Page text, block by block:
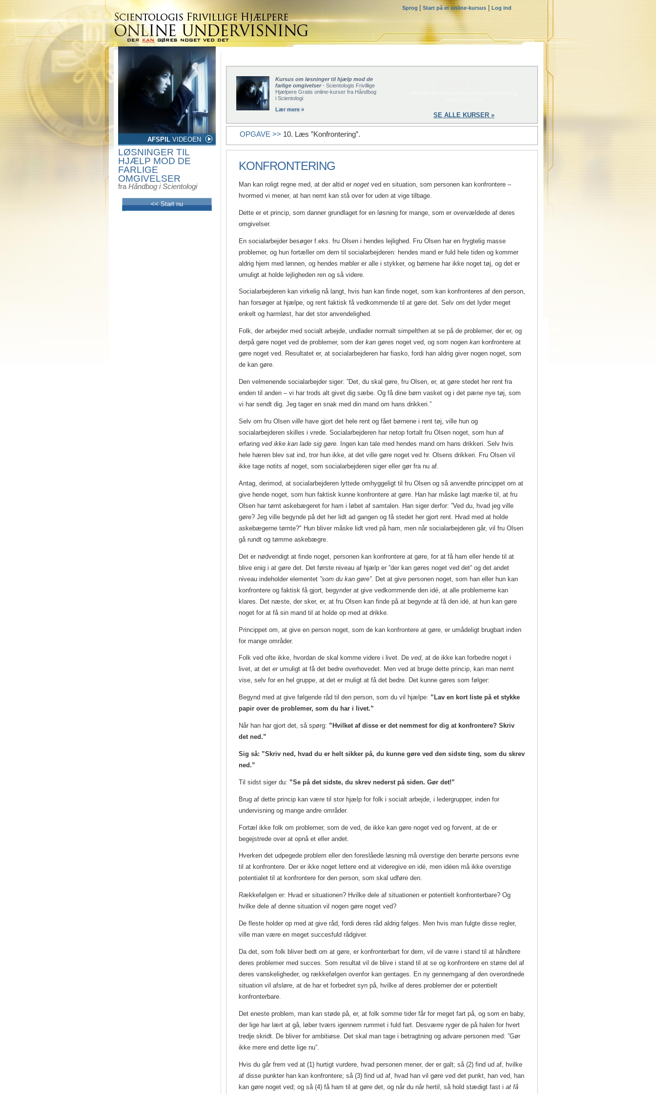
Sprog Start på et online-kursus Log ind
AFSPIL VIDEOEN
LØSNINGER TIL
HJÆLP MOD DE
FARLIGE
OMGIVELSER
fra Håndbog i Scientologi
<< Start nu
Kursus om løsninger til hjælp mod de
farlige omgivelser- Scientologis Frivillige
Hjælpere Gratis online-kurser fra Håndbog
i Scientologi
Lær mere »
SE ALLE KURSER »
OPGAVE >> 10. Læs ”Konfrontering”.
KONFRONTERING
Man kan roligt regne med, at der altid er noget ved en situation, som personen kan konfrontere –
hvormed vi mener, at han nemt kan stå over for uden at vige tilbage.
Dette er et princip, som danner grundlaget for en løsning for mange, som er overvældede af deres
omgivelser.
En socialarbejder besøger f.eks. fru Olsen i hendes lejlighed. Fru Olsen har en frygtelig masse
problemer, og hun fortæller om dem til socialarbejderen: hendes mand er fuld hele tiden og kommer
aldrig hjem med lønnen, og hendes møbler er alle i stykker, og børnene har ikke noget tøj, og det er
umuligt at holde lejligheden ren og så videre.
Socialarbejderen kan virkelig nå langt, hvis han kan finde noget, som kan konfronteres af den person,
han forsøger at hjælpe, og rent faktisk få vedkommende til at gøre det. Selv om det lyder meget
enkelt og harmløst, har det stor anvendelighed.
Folk, der arbejder med socialt arbejde, undlader normalt simpelthen at se på de problemer, der er, og
derpå gøre noget ved de problemer, som der kan gøres noget ved, og som nogen kan konfrontere at
gøre noget ved. Resultatet er, at socialarbejderen har fiasko, fordi han aldrig giver nogen noget, som
de kan gøre.
Den velmenende socialarbejder siger: ”Det, du skal gøre, fru Olsen, er, at gøre stedet her rent fra
enden til anden – vi har trods alt givet dig sæbe. Og få dine børn vasket og i det pæne nye tøj, som
vi har sendt dig. Jeg tager en snak med din mand om hans drikkeri.”
Selv om fru Olsen ville have gjort det hele rent og fået børnene i rent tøj, ville hun og
socialarbejderen skilles i vrede. Socialarbejderen har netop fortalt fru Olsen noget, som hun af
erfaring ved ikke kan lade sig gøre.
Ingen kan tale med hendes mand om hans drikkeri. Selv hvis
hele hæren blev sat ind, tror hun ikke, at det ville gøre noget ved hr. Olsens drikkeri. Fru Olsen vil
ikke tage notits af noget, som socialarbejderen siger eller gør fra nu af.
Antag, derimod, at socialarbejderen lyttede omhyggeligt til fru Olsen og så anvendte princippet om at
give hende noget, som hun faktisk kunne konfrontere at gøre. Han har måske lagt mærke til, at fru
Olsen har tømt askebægeret for ham i løbet af samtalen. Han siger derfor: ”Ved du, hvad jeg ville
gøre? Jeg ville begynde på det her lidt ad gangen og få stedet her gjort rent. Hvad med at holde
askebægerne tømte?" Hun bliver måske lidt vred på ham, men når socialarbejderen går, vil fru Olsen
gå rundt og tømme askebægre.
Det er nødvendigt at finde noget, personen kan konfrontere at gøre, for at få ham eller hende til at
blive enig i at gøre det. Det første niveau af hjælp er ”der kan gøres noget ved det” og det andet
niveau indeholder elementet ”som du kan gøre”. Det at give personen noget, som han eller hun kan
konfrontere og faktisk få gjort, begynder at give vedkommende den idé, at alle problemerne kan
klares. Det næste, der sker, er, at fru Olsen kan finde på at begynde at få den idé, at hun kan gøre
noget for at få sin mand til at holde op med at drikke.
Princippet om, at give en person noget, som de kan konfrontere at gøre, er umådeligt brugbart inden
for mange områder.
Folk ved ofte ikke, hvordan de skal komme videre i livet. De ved, at de ikke kan forbedre noget i
livet, at det erumuligt at få det bedre overhovedet. Men ved at bruge dette princip, kan man nemt
vise, selv for en hel gruppe, at det er muligt at få det bedre. Det kunne gøres som følger:
Begynd med at give følgende råd til den person, som du vil hjælpe: ”Lav en kort liste på et stykke
papir over de problemer, som du har i livet.”
Når han har gjort det, så spørg: ”Hvilket af disse er det nemmest for dig at konfrontere? Skriv
det ned.”
Sig så: ”Skriv ned, hvad du er helt sikker på, du kunne gøre ved den sidste ting, som du skrev
ned.”
Til sidst siger du: ”Se på det sidste, du skrev nederst på siden. Gør det!”
Brug af dette princip kan være til stor hjælp for folk i socialt arbejde, i ledergrupper, inden for
undervisning og mange andre områder.
Fortæl ikke folk om problemer, som de ved, de ikke kan gøre noget ved og forvent, at de er
begejstrede over at opnå et eller andet.
Hverken det udpegede problem eller den foreslåede løsning må overstige den berørte persons evne
til at konfrontere. Der er ikke noget lettere end at videregive en idé, men idéen må ikke overstige
potentialet til at konfrontere for den person, som skal udføre den.
Rækkefølgen er: Hvad er situationen? Hvilke dele af situationen er potentielt konfronterbare? Og
hvilke dele af denne situation vil nogen gøre noget ved?
De fleste holder op med at give råd, fordi deres råd aldrig følges. Men hvis man fulgte disse regler,
ville man være en meget succesfuld rådgiver.
Da det, som folk bliver bedt om at gøre, er konfronterbart for dem, vil de være i stand til at håndtere
deres problemer med succes. Som resultat vil de blive i stand til at se og konfrontere en større del af
deres vanskeligheder, og rækkefølgen ovenfor kan gentages. En ny gennemgang af den overordnede
situation vil afsløre, at de har et forbedret syn på, hvilke af deres problemer der er potentielt
konfronterbare.
Det eneste problem, man kan støde på, er, at folk somme tider får for meget fart på, og som en baby,
der lige har lært at gå, løber tværs igennem rummet i fuld fart. Desværre ryger de på halen for hvert
tredje skridt. De bliver for ambitiøse. Det skal man tage i betragtning og advare personen med: ”Gør
ikke mere end dette lige nu”.
Hvis du går frem ved at (1) hurtigt vurdere, hvad personen mener, der er galt; så (2) find ud af, hvilke
af disse punkter han kan konfrontere; så (3) find ud af, hvad han vil gøre ved det punkt, han ved, han
kan gøre noget ved; og så (4) få ham til at gøre det, og når du når hertil, så hold stædigt fast i at få